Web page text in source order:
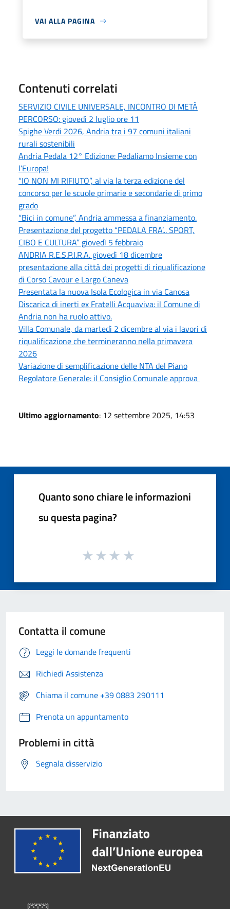
VAI ALLA PAGINA
Contenuti correlati
SERVIZIO CIVILE UNIVERSALE, INCONTRO DI METÀ
PERCORSO: giovedì 2 luglio ore 11
Spighe Verdi 2026, Andria tra i 97 comuni italiani
rurali sostenibili
Andria Pedala 12° Edizione: Pedaliamo Insieme con
l’Europa!
“IO NON MI RIFIUTO”, al via la terza edizione del
concorso per le scuole primarie e secondarie di primo
grado
“Bici in comune”, Andria ammessa a finanziamento.
Presentazione del progetto “PEDALA FRA’... SPORT,
CIBO E CULTURA” giovedì 5 febbraio
ANDRIA R.E.S.P.I.R.A. giovedì 18 dicembre
presentazione alla città dei progetti di riqualificazione
di Corso Cavour e Largo Caneva
Presentata la nuova Isola Ecologica in via Canosa
Discarica di inerti ex Fratelli Acquaviva: il Comune di
Andria non ha ruolo attivo.
Villa Comunale, da martedì 2 dicembre al via i lavori di
riqualificazione che termineranno nella primavera
2026
Variazione di semplificazione delle NTA del Piano
Regolatore Generale: il Consiglio Comunale approva
Ultimo aggiornamento: 12 settembre 2025, 14:53
Quanto sono chiare le informazioni
su questa pagina?
Contatta il comune
Leggi le domande frequenti
Richiedi Assistenza
Chiama il comune +39 0883 290111
Prenota un appuntamento
Problemi in città
Segnala disservizio